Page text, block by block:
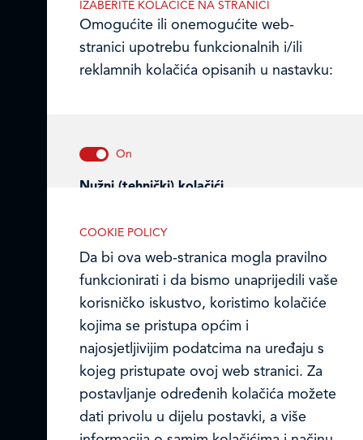
Email:ledo@ledo.hr
OIB 07179054100
Matični broj (MB): 4938763
Ledo u inozemstvu
Privacy notice and Cookies
© LEDO plus d.o.o. 2026.
COOKIE POLICY
Da bi ova web-stranica mogla pravilno
funkcionirati i da bismo unaprijedili vaše
korisničko iskustvo, koristimo kolačiće
kojima se pristupa općim i
najosjetljivijim podatcima na uređaju s
kojeg pristupate ovoj web stranici. Za
postavljanje određenih kolačića možete
dati privolu u dijelu postavki, a više
IZABERITE KOLAČIĆE NA STRANICI
Omogućite ili onemogućite web-
stranici upotrebu funkcionalnih i/ili
reklamnih kolačića opisanih u nastavku:
Nužni (tehnički) kolačići
funkcionalnosti. Bez ovih kolačića, web-
stranica ne može pravilno funkcionirati,
a isključiti ih možete mijenjanjem
postavki u svome web-pregledniku.
Analitički kolačići
Analitički kolačići pomažu nam